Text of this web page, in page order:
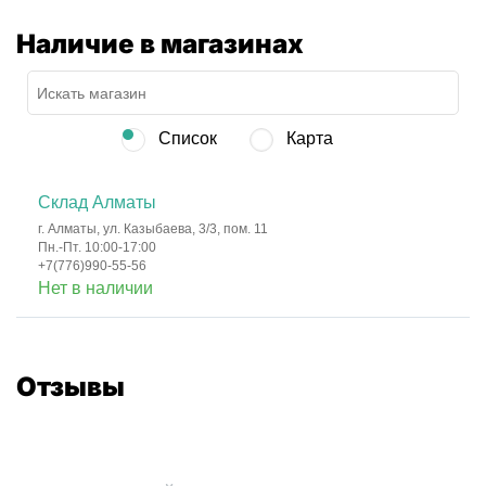
Наличие в магазинах
Список Карта
Склад Алматы
г. Алматы, ул. Казыбаева, 3/3, пом. 11
Пн.-Пт. 10:00-17:00
+7(776)990-55-56
Нет в наличии
Отзывы